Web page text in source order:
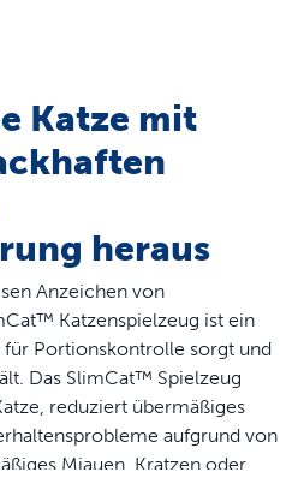
Katze mit
heraus
Anzeichen von
Katzenspielzeug ist ein
Portionskontrolle sorgt und
Das SlimCat™ Spielzeug
reduziert übermäßiges
aufgrund von
Miauen, Kratzen oder